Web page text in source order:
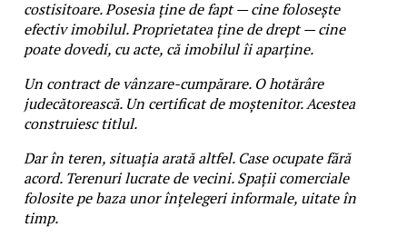
costisitoare. Posesia ține de fapt — cine folosește
efectiv imobilul. Proprietatea ține de drept — cine
poate dovedi, cu acte, că imobilul îi aparține.
Un contract de vânzare-cumpărare. O hotărâre
judecătorească. Un certificat de moștenitor. Acestea
construiesc titlul.
Dar în teren, situația arată altfel. Case ocupate fără
acord. Terenuri lucrate de vecini. Spații comerciale
folosite pe baza unor înțelegeri informale, uitate în
timp.